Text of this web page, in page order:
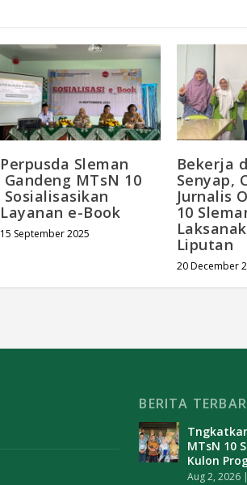
Perpusda Sleman
Gandeng MTsN 10
Sosialisasikan
Layanan e-Book
15 September 2025
Bekerja
Senyap,
Jurnalis
10
Liputan
20 December
BERITA
MTsN 10
Kulon
Aug 2, 2026 |